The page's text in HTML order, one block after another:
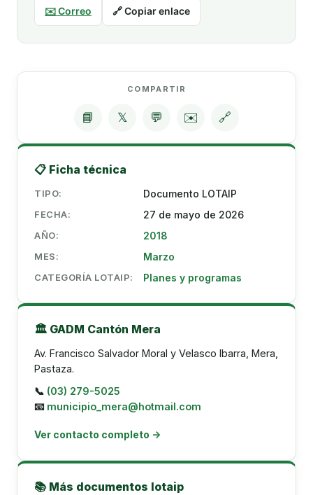
✉️ Correo 🔗 Copiar enlace
COMPARTIR
📘 𝕏 💬 ✉️ 🔗
📋 Ficha técnica
TIPO: Documento LOTAIP
FECHA: 27 de mayo de 2026
AÑO: 2018
MES: Marzo
CATEGORÍA LOTAIP: Planes y programas
🏛️ GADM Cantón Mera
Av. Francisco Salvador Moral y Velasco Ibarra, Mera,
Pastaza.
📞 (03) 279-5025
📧 municipio_mera@hotmail.com
Ver contacto completo →
📚 Más documentos lotaip